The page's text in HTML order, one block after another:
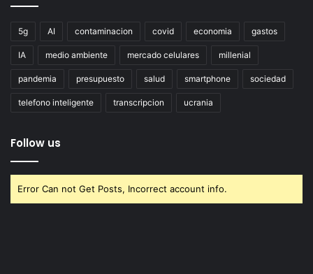
5g AI contaminacion covid economia gastos
IA medio ambiente mercado celulares millenial
pandemia presupuesto salud smartphone sociedad
telefono inteligente transcripcion ucrania
Follow us
Error Can not Get Posts, Incorrect account info.